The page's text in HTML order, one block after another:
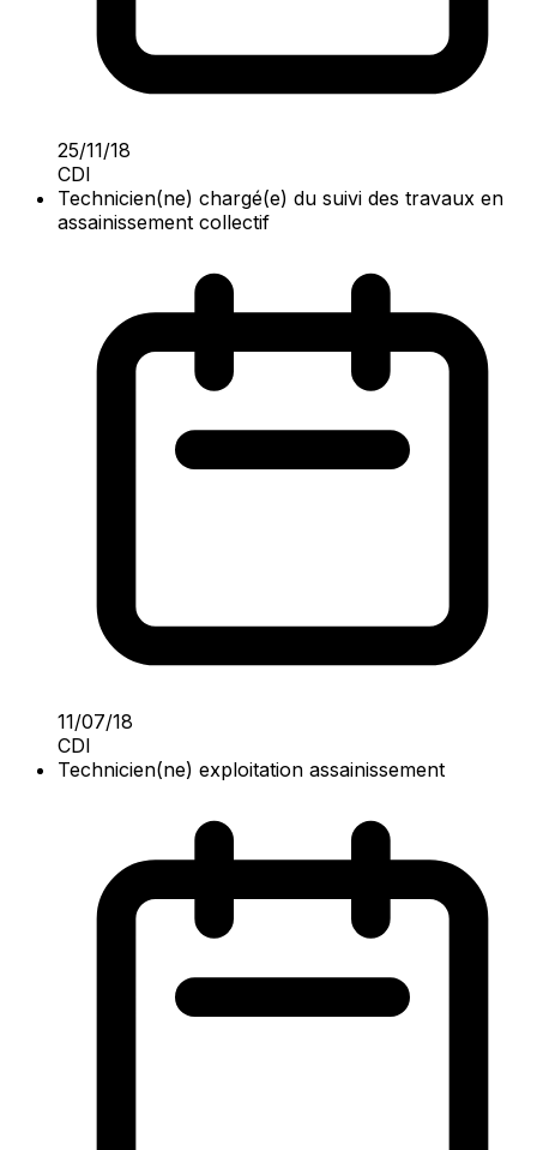
25/11/18
CDI
Technicien(ne) chargé(e) du suivi des travaux en
assainissement collectif
11/07/18
CDI
Technicien(ne) exploitation assainissement